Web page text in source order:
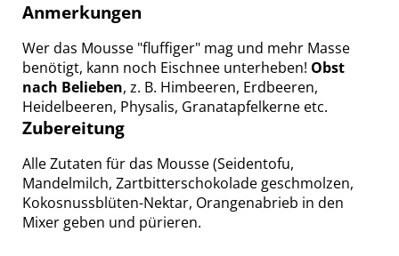
Anmerkungen
Wer das Mousse "fluffiger" mag und mehr Masse
benötigt, kann noch Eischnee unterheben! Obst
nach Belieben, z. B. Himbeeren, Erdbeeren,
Heidelbeeren, Physalis, Granatapfelkerne etc.
Zubereitung
Alle Zutaten für das Mousse (Seidentofu,
Mandelmilch, Zartbitterschokolade geschmolzen,
Kokosnussblüten-Nektar, Orangenabrieb in den
Mixer geben und pürieren.